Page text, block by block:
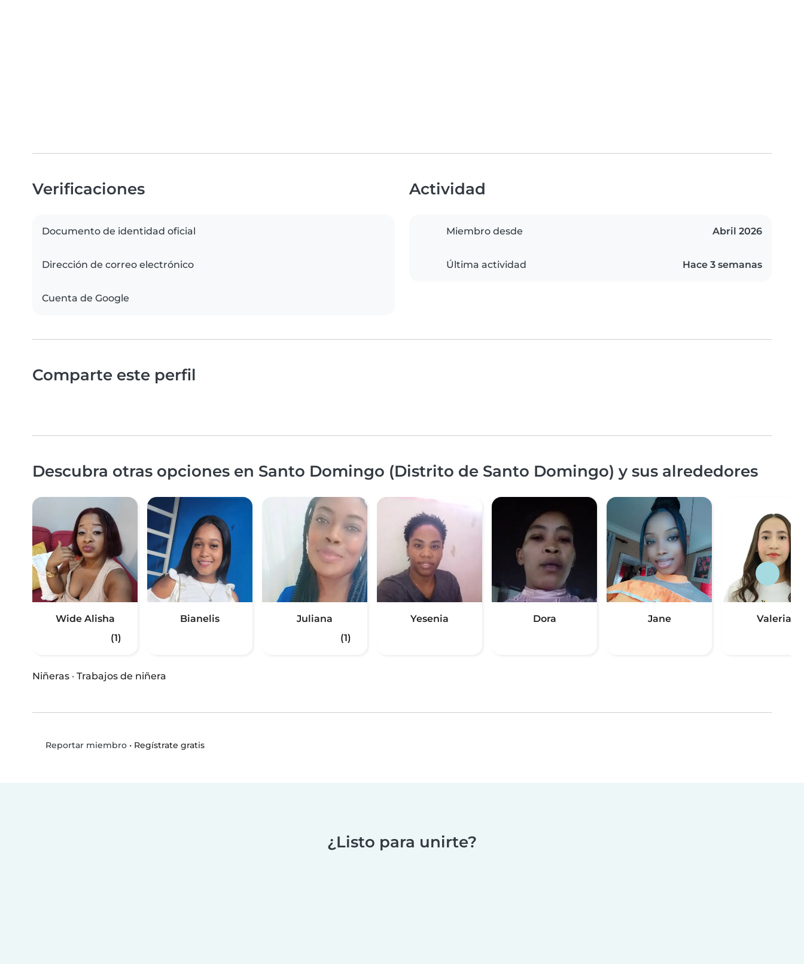
Verificaciones
Documento de identidad oficial
Dirección de correo electrónico
Cuenta de Google
Actividad
Miembro desde Abril 2026
Última actividad Hace 3 semanas
Comparte este perfil
Descubra otras opciones en Santo Domingo (Distrito de Santo Domingo) y sus alrededores
Wide Alisha
(1)
Bianelis
Juliana
(1)
Yesenia Dora Jane Valeria
Niñeras · Trabajos de niñera
Reportar miembro• Regístrate gratis
¿Listo para unirte?